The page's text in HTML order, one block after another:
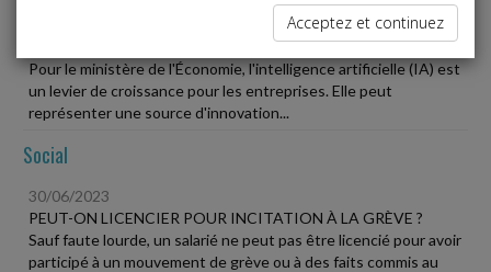
L'INTELLIGENCE ARTIFICIELLE AU SERVICE DES
Pour le ministère de l'Économie, l'intelligence artificielle (IA) est
un levier de croissance pour les entreprises. Elle peut
représenter une source d'innovation...
Social
30/06/2023
PEUT-ON LICENCIER POUR INCITATION À LA GRÈVE ?
Sauf faute lourde, un salarié ne peut pas être licencié pour avoir
participé à un mouvement de grève ou à des faits commis au
Acceptez et continuez